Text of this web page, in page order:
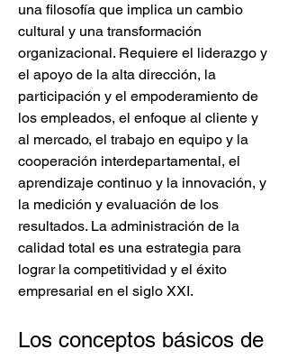
una filosofía que implica un cambio
cultural y una transformación
organizacional. Requiere el liderazgo y
el apoyo de la alta dirección, la
participación y el empoderamiento de
los empleados, el enfoque al cliente y
al mercado, el trabajo en equipo y la
cooperación interdepartamental, el
aprendizaje continuo y la innovación, y
la medición y evaluación de los
resultados. La administración de la
calidad total es una estrategia para
lograr la competitividad y el éxito
empresarial en el siglo XXI.
Los conceptos básicos de